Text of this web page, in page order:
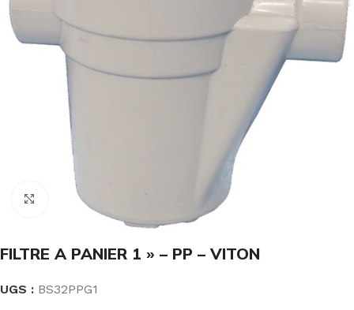
Click to enlarge
FILTRE A PANIER 1 » – PP – VITON
UGS : BS32PPG1